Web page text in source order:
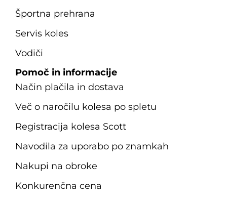
Športna prehrana
Servis koles
Vodiči
Pomoč in informacije
Način plačila in dostava
Več o naročilu kolesa po spletu
Registracija kolesa Scott
Navodila za uporabo po znamkah
Nakupi na obroke
Konkurenčna cena